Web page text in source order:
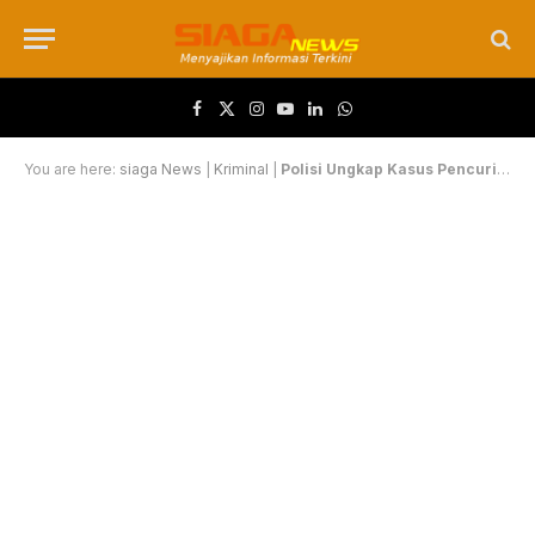
Facebook
X (Twitter)
Instagram
YouTube
LinkedInWhatsApp
You are here: siaga News Kriminal Polisi Ungkap Kasus Pencurian Digudang Hypermart